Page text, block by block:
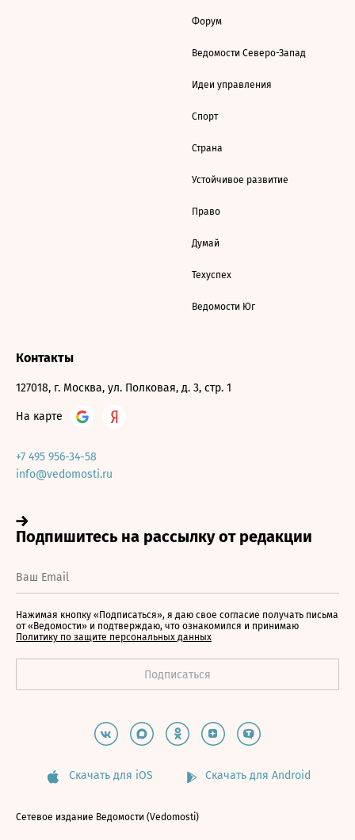
Форум
Ведомости Северо-Запад
Идеи управления
Спорт
Страна
Устойчивое развитие
Право
Думай
Техуспех
Ведомости Юг
Контакты
127018, г. Москва, ул. Полковая, д. 3, стр. 1
На карте
+7 495 956-34-58
info@vedomosti.ru
Нажимая кнопку «Подписаться», я даю свое согласие получать письма
от «Ведомости» и подтверждаю, что ознакомился и принимаю
Политику по защите персональных данных
Скачать для iOS Скачать для Android
Сетевое издание Ведомости (Vedomosti)